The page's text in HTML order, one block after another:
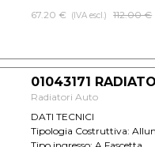
67.20 € (IVA escl.) Prezzo
112.00 €
01043171
Radiatori Auto
DATI TECNICI
Tipologia Costruttiva: